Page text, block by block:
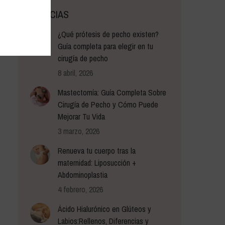
NOTICIAS
¿Qué prótesis de pecho existen?
Guía completa para elegir en tu
cirugía de pecho
8 abril, 2026
Mastectomía: Guía Completa Sobre
Cirugía de Pecho y Cómo Puede
Mejorar Tu Vida
3 marzo, 2026
Renueva tu cuerpo tras la
maternidad: Liposucción +
Abdominoplastia
4 febrero, 2026
Ácido Hialurónico en Glúteos y
Labios:Rellenos, Diferencias y